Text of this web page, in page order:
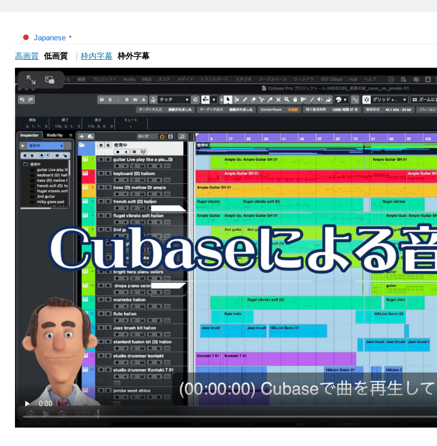
Japanese ▼
高画質 低画質 枠内字幕 枠外字幕